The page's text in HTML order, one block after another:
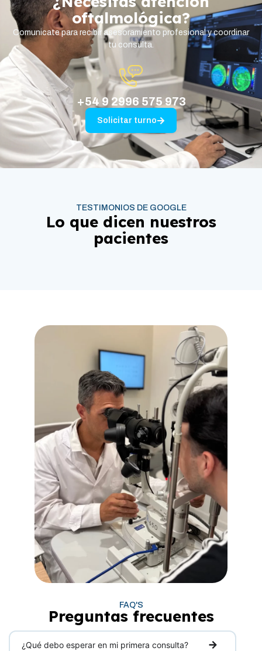
oftalmológica?
Comunicate para recibir asesoramiento profesional y coordinar
tu consulta.
+54 9 2996 575 973
Solicitar turno
TESTIMONIOS DE GOOGLE
Lo que dicen nuestros
pacientes
FAQ'S
Preguntas frecuentes
¿Qué debo esperar en mi primera consulta?